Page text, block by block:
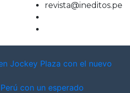
revista@ineditos.pe
Jockey Plaza con el nuevo
con un esperado